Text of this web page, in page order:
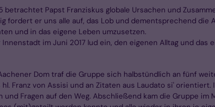
Papst Franziskus globale Ursachen und
fordert er uns alle auf, das Lob und dementsprechend die
und in das eigene Leben umzusetzen.
im Juni 2017 lud ein, den eigenen Alltag und das
Dom traf die Gruppe sich halbstündlich an fünf
hl. Franz von Assisi und an Zitaten aus Laudato si'
Fragen auf den Weg. Abschließend kam die Gruppe